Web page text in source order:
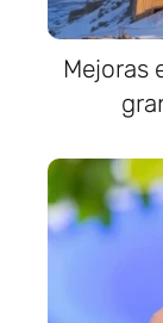
Mejoras